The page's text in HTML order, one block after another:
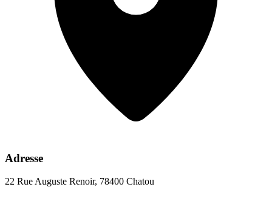
Adresse
22 Rue Auguste Renoir, 78400 Chatou